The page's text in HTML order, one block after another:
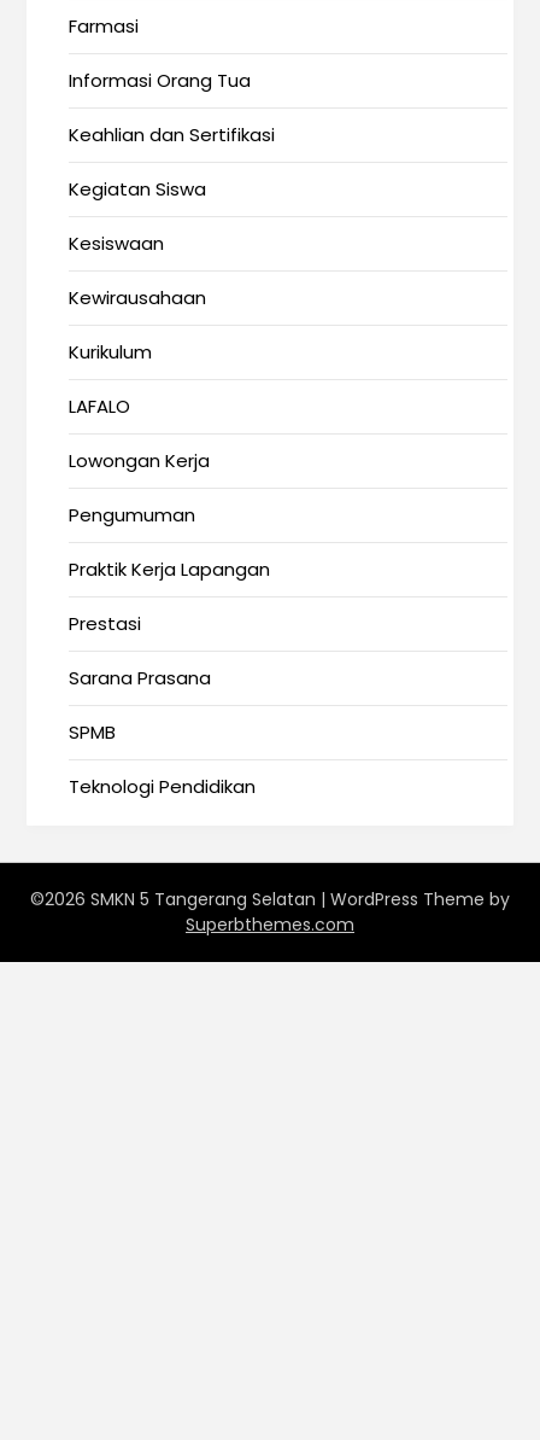
Farmasi
Informasi Orang Tua
Keahlian dan Sertifikasi
Kegiatan Siswa
Kesiswaan
Kewirausahaan
Kurikulum
LAFALO
Lowongan Kerja
Pengumuman
Praktik Kerja Lapangan
Prestasi
Sarana Prasana
SPMB
Teknologi Pendidikan
©2026 SMKN 5 Tangerang Selatan | WordPress Theme by
Superbthemes.com